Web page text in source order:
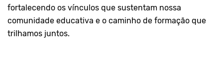
fortalecendo os vínculos que sustentam nossa
comunidade educativa e o caminho de formação que
trilhamos juntos.